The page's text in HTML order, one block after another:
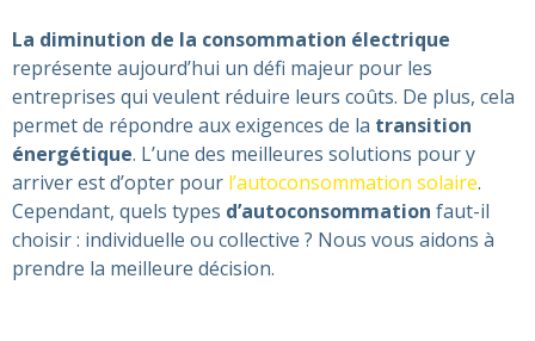
La diminution de la consommation électrique
représente aujourd’hui un défi majeur pour les
entreprises qui veulent réduire leurs coûts. De plus, cela
permet de répondre aux exigences de la transition
énergétique. L’une des meilleures solutions pour y
arriver est d’opter pour l’autoconsommation solaire.
Cependant, quels types d’autoconsommation faut-il
choisir : individuelle ou collective ? Nous vous aidons à
prendre la meilleure décision.